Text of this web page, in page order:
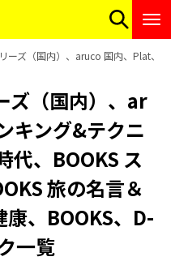
ーズ（国内）、aruco 国内、Plat、
ズ（国内）、ar
キング&テクニ
代、BOOKS ス
旅の名言＆
、BOOKS、D-
一覧